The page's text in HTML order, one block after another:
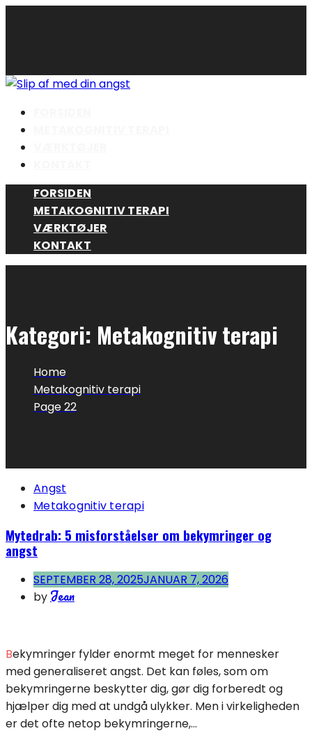
FORSIDEN
METAKOGNITIV TERAPI
VÆRKTØJER
KONTAKT
Kategori: Metakognitiv terapi
Home
Metakognitiv terapi
Page 22
Angst
Metakognitiv terapi
Mytedrab: 5 misforståelser om bekymringer og
angst
SEPTEMBER 28, 2025JANUAR 7, 2026
by Jean
Bekymringer fylder enormt meget for mennesker
med generaliseret angst. Det kan føles, som om
bekymringerne beskytter dig, gør dig forberedt og
hjælper dig med at undgå ulykker. Men i virkeligheden
er det ofte netop bekymringerne,...